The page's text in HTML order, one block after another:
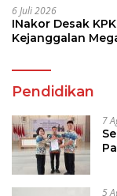
6 Juli 2026
INakor Desak
Kejanggalan
Pendidikan
7
5